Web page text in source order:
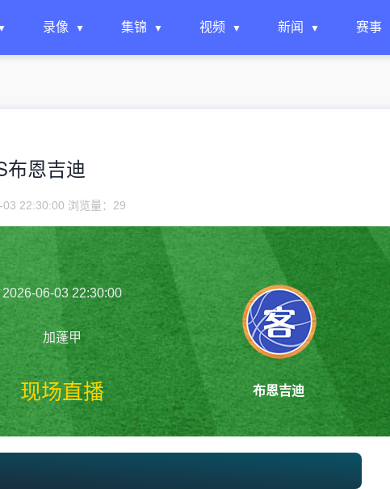
录像 集锦 视频 新闻 赛事
布恩吉迪
22:30:00 浏览量： 29
2026-06-03 22:30:00
加蓬甲
现场直播 布恩吉迪